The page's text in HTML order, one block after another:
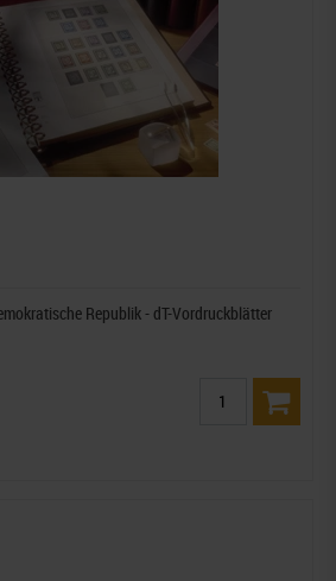
Republik - dT-Vordruckblätter